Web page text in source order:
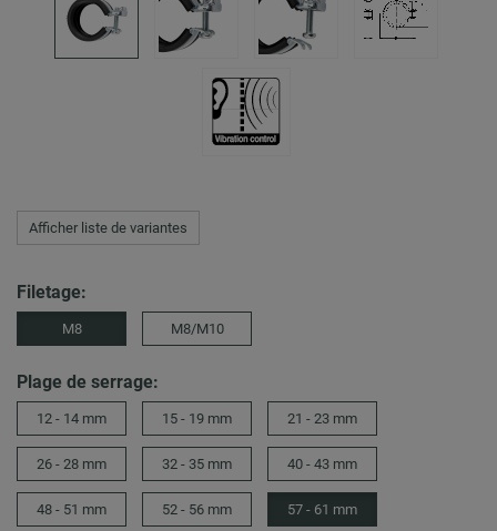
Afficher liste de variantes
Filetage:
M8 M8/M10
Plage de serrage:
12 - 14 mm 15 - 19 mm 21 - 23 mm
26 - 28 mm 32 - 35 mm 40 - 43 mm
48 - 51 mm 52 - 56 mm 57 - 61 mm